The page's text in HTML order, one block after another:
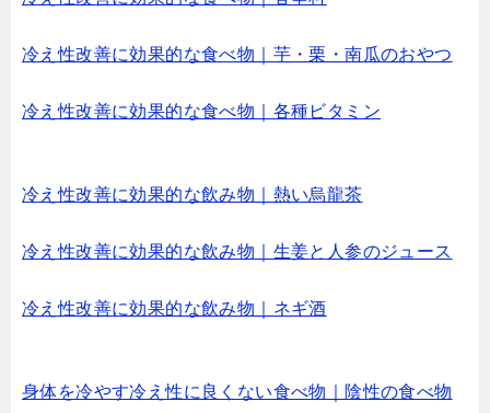
冷え性改善に効果的な食べ物｜芋・栗・南瓜のおやつ
冷え性改善に効果的な食べ物｜各種ビタミン
冷え性改善に効果的な飲み物｜熱い烏龍茶
冷え性改善に効果的な飲み物｜生姜と人参のジュース
冷え性改善に効果的な飲み物｜ネギ酒
身体を冷やす冷え性に良くない食べ物｜陰性の食べ物